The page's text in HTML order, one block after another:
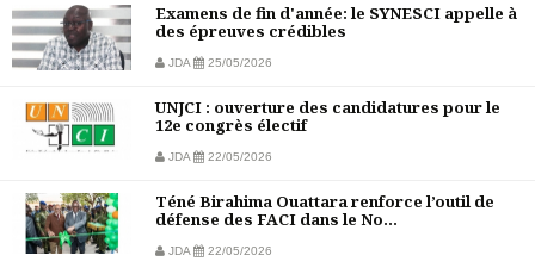
Examens de fin d'année: le SYNESCI appelle à
des épreuves crédibles
JDA 25/05/2026
UNJCI : ouverture des candidatures pour le
12e congrès électif
JDA 22/05/2026
Téné Birahima Ouattara renforce l’outil de
défense des FACI dans le No...
JDA 22/05/2026